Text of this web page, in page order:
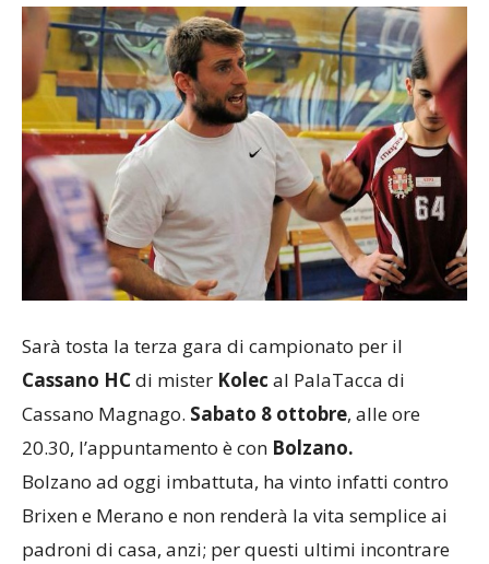
Sarà tosta la terza gara di campionato per il
Cassano HCdi mister Kolec al PalaTacca di
Cassano Magnago. Sabato 8 ottobre, alle ore
20.30, l’appuntamento è con Bolzano.
Bolzano ad oggi imbattuta, ha vinto infatti contro
Brixen e Merano e non renderà la vita semplice ai
padroni di casa, anzi; per questi ultimi incontrare